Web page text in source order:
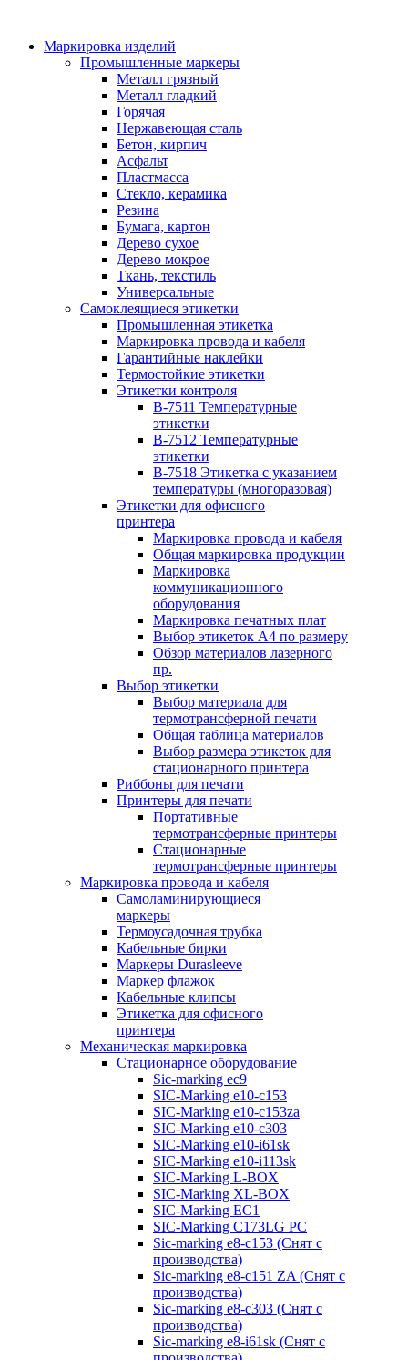
Маркировка изделий
Промышленные маркеры
Металл грязный
Металл гладкий
Горячая
Нержавеющая сталь
Бетон, кирпич
Асфальт
Пластмасса
Стекло, керамика
Резина
Бумага, картон
Дерево сухое
Дерево мокрое
Ткань, текстиль
Универсальные
Самоклеящиеся этикетки
Промышленная этикетка
Маркировка провода и кабеля
Гарантийные наклейки
Термостойкие этикетки
Этикетки контроля
B-7511 Температурные
этикетки
B-7512 Температурные
этикетки
B-7518 Этикетка с указанием
температуры (многоразовая)
Этикетки для офисного
принтера
Маркировка провода и кабеля
Общая маркировка продукции
Маркировка
коммуникационного
оборудования
Маркировка печатных плат
Выбор этикеток А4 по размеру
Обзор материалов лазерного
пр.
Выбор этикетки
Выбор материала для
термотрансферной печати
Общая таблица материалов
Выбор размера этикеток для
стационарного принтера
Риббоны для печати
Принтеры для печати
Портативные
термотрансферные принтеры
Стационарные
термотрансферные принтеры
Маркировка провода и кабеля
Самоламинирующиеся
маркеры
Термоусадочная трубка
Кабельные бирки
Маркеры Durasleeve
Маркер флажок
Кабельные клипсы
Этикетка для офисного
принтера
Механическая маркировка
Стационарное оборудование
Sic-marking ec9
SIC-Marking e10-c153
SIC-Marking e10-c153za
SIC-Marking e10-c303
SIC-Marking e10-i61sk
SIC-Marking e10-i113sk
SIC-Marking L-BOX
SIC-Marking XL-BOX
SIC-Marking EC1
SIC-Marking C173LG PC
Sic-marking e8-c153 (Снят с
производства)
Sic-marking e8-c151 ZA (Снят с
производства)
Sic-marking e8-c303 (Снят с
производства)
Sic-marking e8-i61sk (Снят с